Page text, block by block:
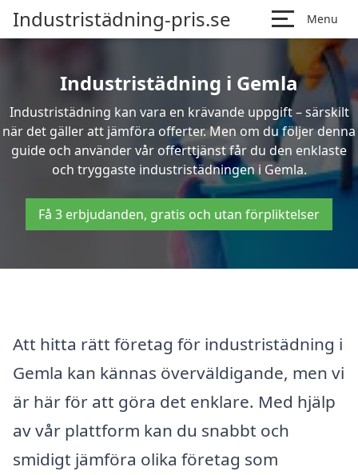
Industristädning-pris.se Menu
Industristädning i Gemla
Industristädning kan vara en krävande uppgift – särskilt
när det gäller att jämföra offerter. Men om du följer denna
guide och använder vår offerttjänst får du den enklaste
och tryggaste industristädningen i Gemla.
Få 3 erbjudanden, gratis och utan förpliktelser
Att hitta rätt företag för industristädning i
Gemla kan kännas överväldigande, men vi
är här för att göra det enklare. Med hjälp
av vår plattform kan du snabbt och
smidigt jämföra olika företag som